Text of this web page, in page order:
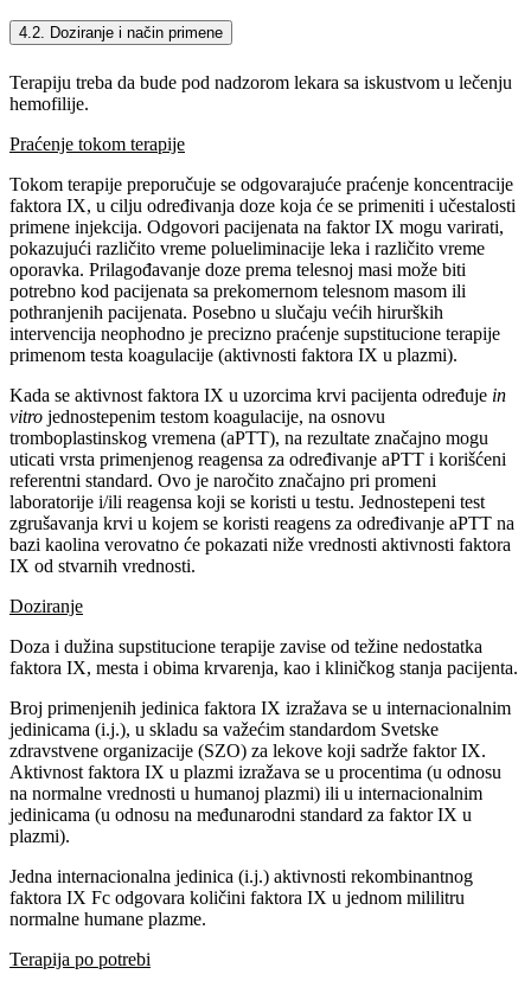
4.2. Doziranje i način primene
Terapiju treba da bude pod nadzorom lekara sa iskustvom u lečenju
hemofilije.
Praćenje tokom terapije
Tokom terapije preporučuje se odgovarajuće praćenje koncentracije
faktora IX, u cilju određivanja doze koja će se primeniti i učestalosti
primene injekcija. Odgovori pacijenata na faktor IX mogu varirati,
pokazujući različito vreme polueliminacije leka i različito vreme
oporavka. Prilagođavanje doze prema telesnoj masi može biti
potrebno kod pacijenata sa prekomernom telesnom masom ili
pothranjenih pacijenata. Posebno u slučaju većih hirurških
intervencija neophodno je precizno praćenje supstitucione terapije
primenom testa koagulacije (aktivnosti faktora IX u plazmi).
Kada se aktivnost faktora IX u uzorcima krvi pacijenta određuje in
vitro jednostepenim testom koagulacije, na osnovu
tromboplastinskog vremena (aPTT), na rezultate značajno mogu
uticati vrsta primenjenog reagensa za određivanje aPTT i korišćeni
referentni standard. Ovo je naročito značajno pri promeni
laboratorije i/ili reagensa koji se koristi u testu. Jednostepeni test
zgrušavanja krvi u kojem se koristi reagens za određivanje aPTT na
bazi kaolina verovatno će pokazati niže vrednosti aktivnosti faktora
IX od stvarnih vrednosti.
Doziranje
Doza i dužina supstitucione terapije zavise od težine nedostatka
faktora IX, mesta i obima krvarenja, kao i kliničkog stanja pacijenta.
Broj primenjenih jedinica faktora IX izražava se u internacionalnim
jedinicama (i.j.), u skladu sa važećim standardom Svetske
zdravstvene organizacije (SZO) za lekove koji sadrže faktor IX.
Aktivnost faktora IX u plazmi izražava se u procentima (u odnosu
na normalne vrednosti u humanoj plazmi) ili u internacionalnim
jedinicama (u odnosu na međunarodni standard za faktor IX u
plazmi).
Jedna internacionalna jedinica (i.j.) aktivnosti rekombinantnog
faktora IX Fc odgovara količini faktora IX u jednom mililitru
normalne humane plazme.
Terapija po potrebi